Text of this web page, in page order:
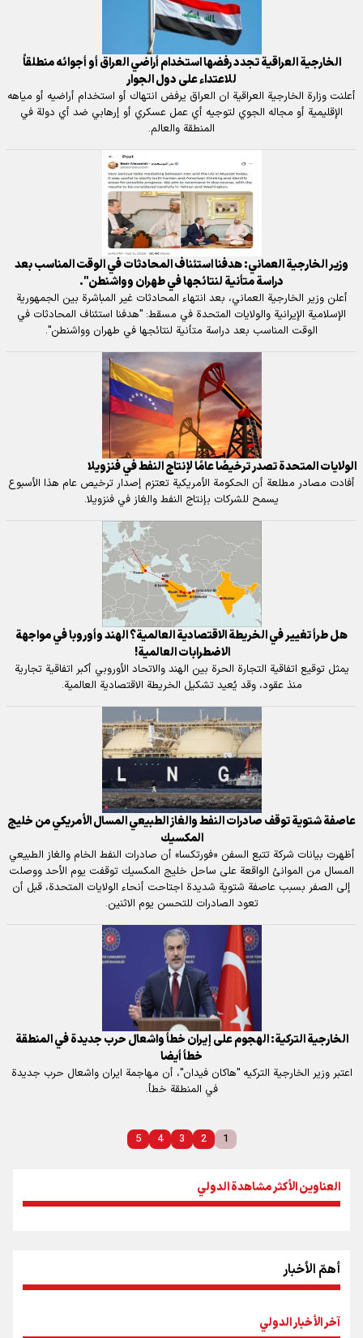
الخارجية العراقية تجدد رفضها استخدام أراضي العراق أو أجوائه منطلقاً
للاعتداء على دول الجوار
أعلنت وزارة الخارجية العراقية ان العراق يرفض انتهاك أو استخدام أراضيه أو مياهه
الإقليمية أو مجاله الجوي لتوجيه أي عمل عسكري أو إرهابي ضد أي دولة في
المنطقة والعالم.
وزير الخارجية العماني: هدفنا استئناف المحادثات في الوقت المناسب بعد
دراسة متأنية لنتائجها في طهران وواشنطن".
أعلن وزير الخارجية العماني، بعد انتهاء المحادثات غير المباشرة بين الجمهورية
الإسلامية الإيرانية والولايات المتحدة في مسقط: "هدفنا استئناف المحادثات في
الوقت المناسب بعد دراسة متأنية لنتائجها في طهران وواشنطن".
الولايات المتحدة تصدر ترخيصًا عامًا لإنتاج النفط في فنزويلا
أفادت مصادر مطلعة أن الحكومة الأمريكية تعتزم إصدار ترخيص عام هذا الأسبوع
يسمح للشركات بإنتاج النفط والغاز في فنزويلا.
هل طرأ تغيير في الخريطة الاقتصادية العالمية؟ الهند وأوروبا في مواجهة
الاضطرابات العالمية! ‌
يمثل توقيع اتفاقية التجارة الحرة بين الهند والاتحاد الأوروبي أكبر اتفاقية تجارية
منذ عقود، وقد يُعيد تشكيل الخريطة الاقتصادية العالمية.
عاصفة شتوية توقف صادرات النفط والغاز الطبيعي المسال الأمريكي من خليج
المكسيك
أظهرت بيانات شركة تتبع السفن «فورتكسا» أن صادرات النفط الخام والغاز الطبيعي
المسال من الموانئ الواقعة على ساحل خليج المكسيك توقفت يوم الأحد ووصلت
إلى الصفر بسبب عاصفة شتوية شديدة اجتاحت أنحاء الولايات المتحدة، قبل أن
تعود الصادرات للتحسن يوم الاثنين.
الخارجية التركية: الهجوم على إيران خطأ واشعال حرب جديدة في المنطقة
خطأ أيضا
اعتبر وزير الخارجية التركيه "هاكان فيدان"، أن مهاجمة ايران واشعال حرب جديدة
في المنطقة خطأ.
1
2
3
4
5
العناوين الأكثر مشاهدة الدولي
أهمّ الأخبار
آخر الأخبار الدولي